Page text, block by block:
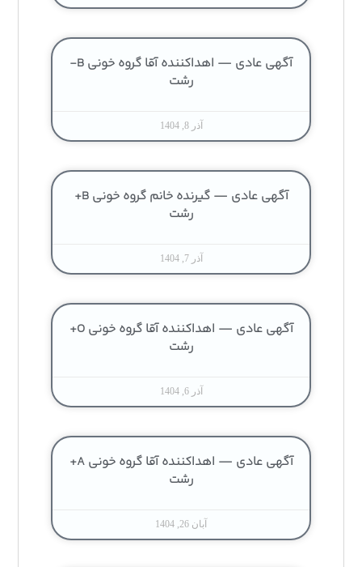
آگهی عادی — اهداکننده آقا گروه خونی B-
رشت
آذر 8, 1404
آگهی عادی — گیرنده خانم گروه خونی B+
رشت
آذر 7, 1404
آگهی عادی — اهداکننده آقا گروه خونی O+
رشت
آذر 6, 1404
آگهی عادی — اهداکننده آقا گروه خونی A+
رشت
آبان 26, 1404